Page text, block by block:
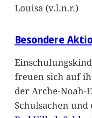
Louisa (v.l.n.r.)
Besondere
freuen sich auf
der Arche-Noah-
Schulsachen und